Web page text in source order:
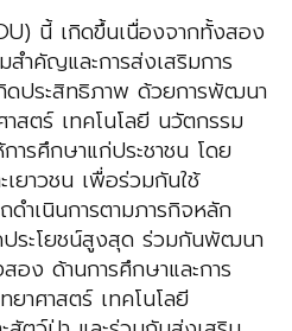
นี้ เกิดขึ้นเนื่องจากทั้งสอง
ำคัญและการส่งเสริมการ
ดประสิทธิภาพ ด้วยการพัฒนา
สตร์ เทคโนโลยี นวัตกรรม
ารศึกษาแก่ประชาชน โดย
เยาวชน เพื่อร่วมกันใช้
ดำเนินการตามภารกิจหลัก
ระโยชน์สูงสุด ร่วมกันพัฒนา
ง ด้านการศึกษาและการ
าศาสตร์ เทคโนโลยี